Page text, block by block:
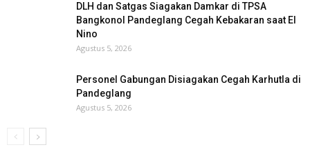
DLH dan Satgas Siagakan Damkar di TPSA
Bangkonol Pandeglang Cegah Kebakaran saat El
Nino
Agustus 5, 2026
Personel Gabungan Disiagakan Cegah Karhutla di
Pandeglang
Agustus 5, 2026